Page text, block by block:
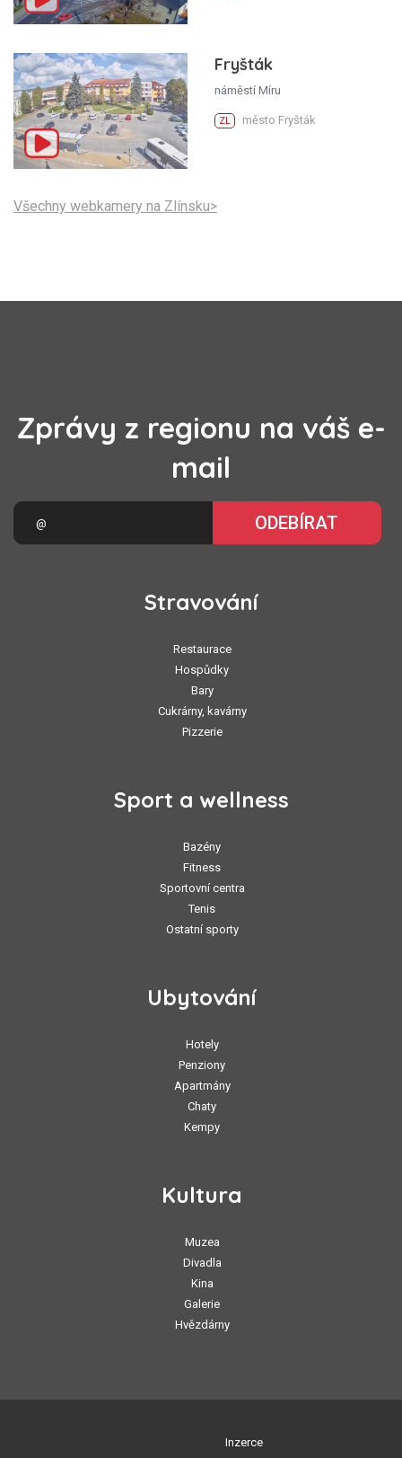
Fryšták
náměstí Míru
ZL město Fryšták
Všechny webkamery na Zlínsku>
Zprávy z regionu na váš e-
mail
ODEBÍRAT
Stravování
Restaurace
Hospůdky
Bary
Cukrárny, kavárny
Pizzerie
Sport a wellness
Bazény
Fitness
Sportovní centra
Tenis
Ostatní sporty
Ubytování
Hotely
Penziony
Apartmány
Chaty
Kempy
Kultura
Muzea
Divadla
Kina
Galerie
Hvězdárny
Inzerce